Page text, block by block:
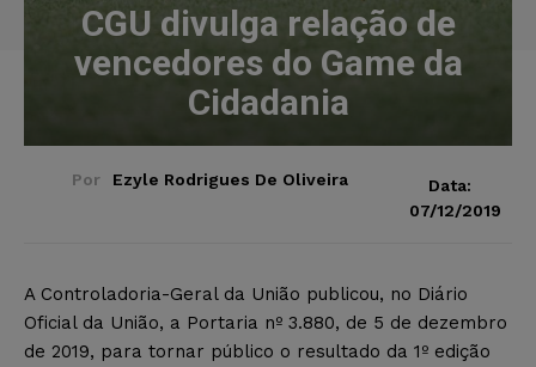
CGU divulga relação de
vencedores do Game da
Cidadania
Por Ezyle Rodrigues De Oliveira
Data:
07/12/2019
A Controladoria-Geral da União publicou, no Diário
Oficial da União, a Portaria nº 3.880, de 5 de dezembro
de 2019, para tornar público o resultado da 1º edição